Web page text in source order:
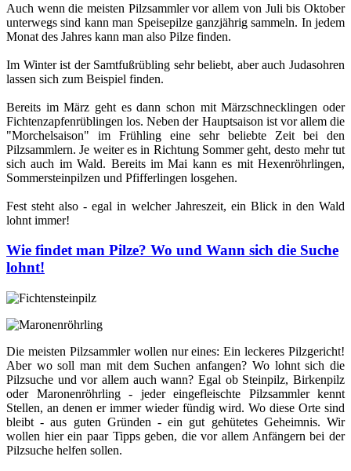
Auch wenn die meisten Pilzsammler vor allem von Juli bis Oktober
unterwegs sind kann man Speisepilze ganzjährig sammeln. In jedem
Monat des Jahres kann man also Pilze finden.
Im Winter ist der Samtfußrübling sehr beliebt, aber auch Judasohren
lassen sich zum Beispiel finden.
Bereits im März geht es dann schon mit Märzschnecklingen oder
Fichtenzapfenrüblingen los. Neben der Hauptsaison ist vor allem die
"Morchelsaison" im Frühling eine sehr beliebte Zeit bei den
Pilzsammlern. Je weiter es in Richtung Sommer geht, desto mehr tut
sich auch im Wald. Bereits im Mai kann es mit Hexenröhrlingen,
Sommersteinpilzen und Pfifferlingen losgehen.
Fest steht also - egal in welcher Jahreszeit, ein Blick in den Wald
lohnt immer!
Wie findet man Pilze? Wo und Wann sich die Suche
lohnt!
Die meisten Pilzsammler wollen nur eines: Ein leckeres Pilzgericht!
Aber wo soll man mit dem Suchen anfangen? Wo lohnt sich die
Pilzsuche und vor allem auch wann? Egal ob Steinpilz, Birkenpilz
oder Maronenröhrling - jeder eingefleischte Pilzsammler kennt
Stellen, an denen er immer wieder fündig wird. Wo diese Orte sind
bleibt - aus guten Gründen - ein gut gehütetes Geheimnis. Wir
wollen hier ein paar Tipps geben, die vor allem Anfängern bei der
Pilzsuche helfen sollen.